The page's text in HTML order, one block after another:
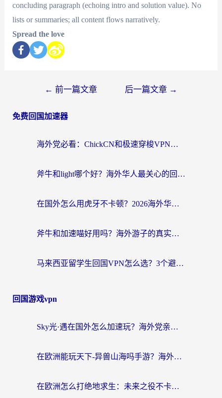
concluding paragraph (echoing intro and solution value). No
lists or summaries; all content flows narratively.
Spread the love
← 前一篇文章 后一篇文章 →
免费回国加速器
海外党必看：ChickCN和极速穿梭VPN好用吗？3招教你选对回国加速器无缝刷国内资源
斧牛和light哪个好？海外华人最关心的回国加速器选择难题，一篇讲透
在国外怎么用虎牙不卡顿？2026海外华人亲测有效的回国加速器选择指南
斧牛和加速喵好用吗？海外游子的真实选择困境
马来西亚留学生回国VPN怎么选？3个避坑点+1款实测好用的加速器推荐
回国游戏vpn
Sky光·遇在国外怎么加速玩？海外党亲测有效的国服游戏加速指南
在欧洲能玩天下-异兽山海吗手游？海外玩家的加速器生存指南
在欧洲怎么打绝地求生：未来之役不卡？留学生亲测的加速器避坑指南